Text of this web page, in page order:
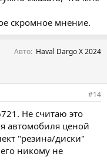
скромное мнение.
Авто Haval Dargo X 2024
#14
Не считаю это
автомобиля ценой
"резина/диски"
никому не